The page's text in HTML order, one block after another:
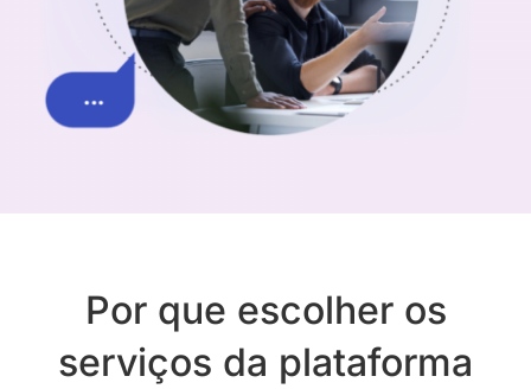
Por que escolher os
serviços da plataforma